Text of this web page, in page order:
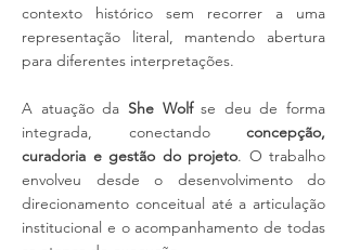
contexto histórico sem recorrer a uma
representação literal, mantendo abertura
para diferentes interpretações.
A atuação da She Wolfse deu de forma
integrada, conectando concepção,
curadoria e gestão do projeto. O trabalho
envolveu desde o desenvolvimento do
direcionamento conceitual até a articulação
institucional e o acompanhamento de todas